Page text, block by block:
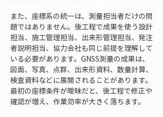
また、座標系の統一は、測量担当者だけの問
題ではありません。後工程で成果を使う設計
担当、施工管理担当、出来形管理担当、発注
者説明担当、協力会社も同じ前提を理解して
いる必要があります。GNSS測量の成果は、
図面、写真、点群、出来形資料、数量計算、
検査資料などに展開されることがあります。
最初の座標条件が曖昧だと、後工程で修正や
確認が増え、作業効率が大きく落ちます。